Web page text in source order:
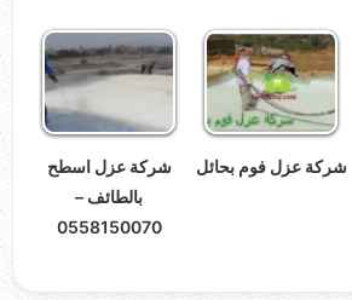
شركة عزل فوم بحائل
شركة عزل اسطح
بالطائف –
0558150070